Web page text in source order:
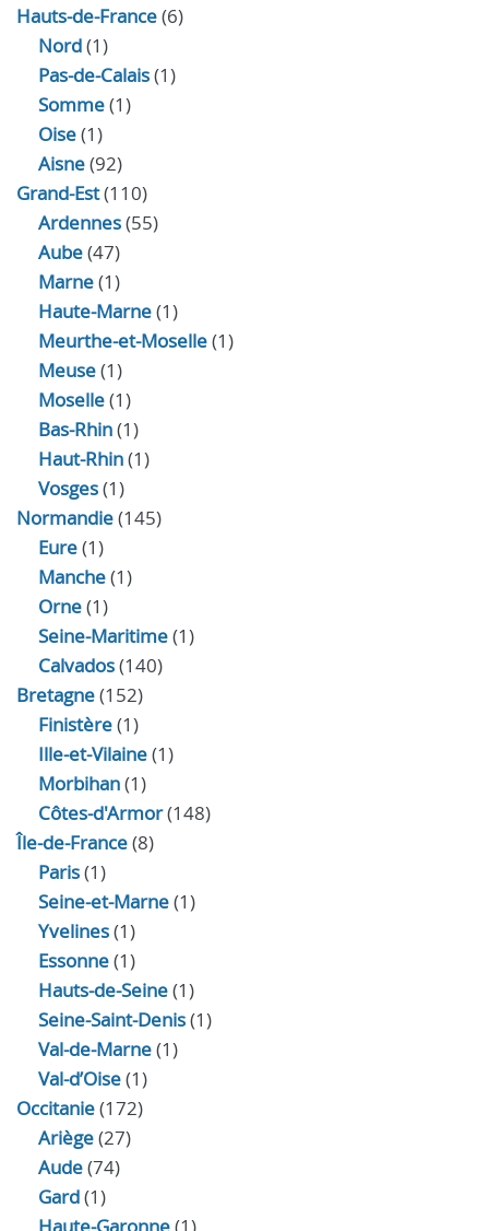
Hauts-de-France(6)
Nord(1)
Pas-de-Calais(1)
Somme(1)
Oise(1)
Aisne(92)
Grand-Est(110)
Ardennes(55)
Aube(47)
Marne(1)
Haute-Marne(1)
Meurthe-et-Moselle(1)
Meuse(1)
Moselle(1)
Bas-Rhin(1)
Haut-Rhin(1)
Vosges(1)
Normandie(145)
Eure(1)
Manche(1)
Orne(1)
Seine-Maritime(1)
Calvados(140)
Bretagne(152)
Finistère(1)
Ille-et-Vilaine(1)
Morbihan(1)
Côtes-d'Armor(148)
Île-de-France(8)
Paris(1)
Seine-et-Marne(1)
Yvelines(1)
Essonne(1)
Hauts-de-Seine(1)
Seine-Saint-Denis(1)
Val-de-Marne(1)
Val-d’Oise(1)
Occitanie(172)
Ariège(27)
Aude(74)
Gard(1)